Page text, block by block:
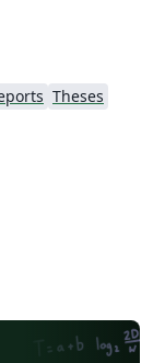
Theses